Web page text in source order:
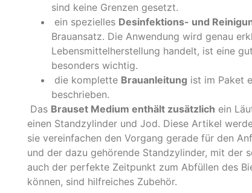
sind keine Grenzen gesetzt.
ein spezielles Desinfektions- und
Brauansatz. Die Anwendung wird genau
Lebensmittelherstellung handelt, ist eine
besonders wichtig.
die komplette Brauanleitung ist im Paket
beschrieben.
Das Brauset Medium enthält zusätzlich ein
einen Standzylinder und Jod. Diese Artikel
sie vereinfachen den Vorgang gerade für den
und der dazu gehörende Standzylinder, mit der
auch der perfekte Zeitpunkt zum Abfüllen des
können, sind hilfreiches Zubehör.